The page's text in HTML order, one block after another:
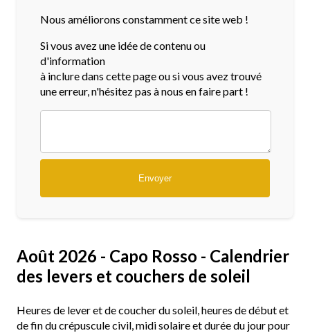
Nous améliorons constamment ce site web !
Si vous avez une idée de contenu ou
d'information
à inclure dans cette page ou si vous avez trouvé
une erreur, n'hésitez pas à nous en faire part !
Août 2026 - Capo Rosso - Calendrier
des levers et couchers de soleil
Heures de lever et de coucher du soleil, heures de début et
de fin du crépuscule civil, midi solaire et durée du jour pour